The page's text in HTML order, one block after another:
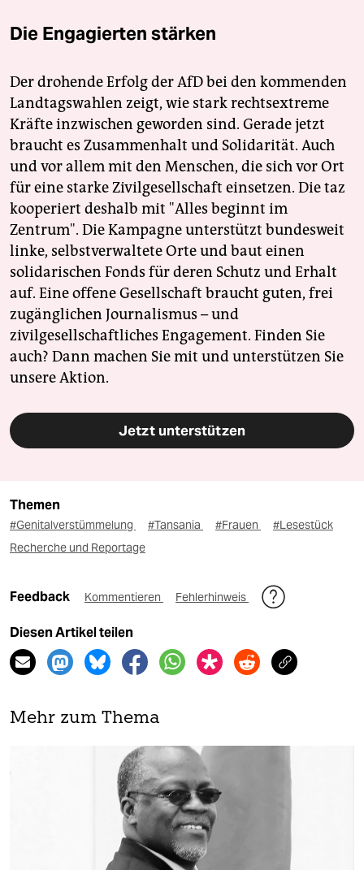
Die Engagierten stärken
Der drohende Erfolg der AfD bei den kommenden
Landtagswahlen zeigt, wie stark rechtsextreme
Kräfte inzwischen geworden sind. Gerade jetzt
braucht es Zusammenhalt und Solidarität. Auch
und vor allem mit den Menschen, die sich vor Ort
für eine starke Zivilgesellschaft einsetzen. Die taz
kooperiert deshalb mit "Alles beginnt im
Zentrum". Die Kampagne unterstützt bundesweit
linke, selbstverwaltete Orte und baut einen
solidarischen Fonds für deren Schutz und Erhalt
auf. Eine offene Gesellschaft braucht guten, frei
zugänglichen Journalismus – und
zivilgesellschaftliches Engagement. Finden Sie
auch? Dann machen Sie mit und unterstützen Sie
unsere Aktion.
Jetzt unterstützen
Themen
#Genitalverstümmelung #Tansania #Frauen
#Lesestück
Recherche und Reportage
Feedback Kommentieren Fehlerhinweis
Diesen Artikel teilen
Mehr zum Thema